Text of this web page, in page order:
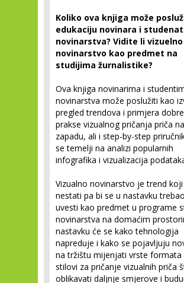
Koliko ova knjiga može
edukaciju novinara i
novinarstva? Vidite li vizuelno
novinarstvo kao predmet na
studijima žurnalistike?
Ova knjiga novinarima i
novinarstva može poslužiti kao
pregled trendova i primjera dobre
prakse vizualnog pričanja priča na
zapadu, ali i step-by-step
se temelji na analizi popularnih
infografika i vizualizacija
Vizualno novinarstvo je trend koji
nestati pa bi se u nastavku trebao
uvesti kao predmet u programe
novinarstva na domaćim
nastavku će se kako tehnologija
napreduje i kako se pojavljuju
na tržištu mijenjati vrste formata
stilovi za pričanje vizualnih priča
oblikavati daljnje smjerove i